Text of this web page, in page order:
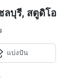
ลบุรี, สตูดิโอ
แบ่งปัน